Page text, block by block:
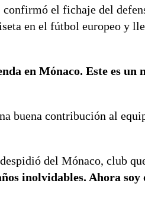
confirmó el fichaje del
en el fútbol europeo y
en Mónaco. Este es un
buena contribución al
del Mónaco, club
inolvidables. Ahora